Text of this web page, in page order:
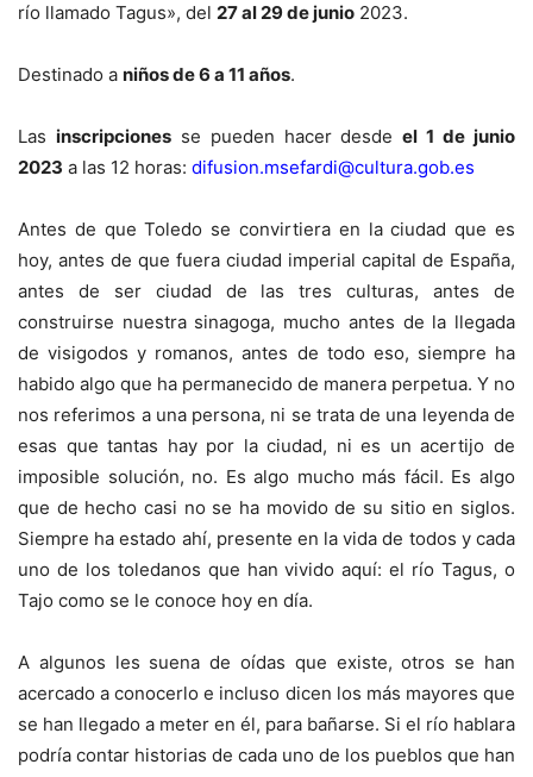
río llamado Tagus», del 27 al 29 de junio 2023.
Destinado a niños de 6 a 11 años.
Las inscripcionesse pueden hacer desdeel 1 de junio
2023 a las 12 horas: difusion.msefardi@cultura.gob.es
Antes de que Toledo se convirtiera en la ciudad que es
hoy, antes de que fuera ciudad imperial capital de España,
antes de ser ciudad de las tres culturas, antes de
construirse nuestra sinagoga, mucho antes de la llegada
de visigodos y romanos, antes de todo eso, siempre ha
habido algo que ha permanecido de manera perpetua. Y no
nos referimos a una persona, ni se trata de una leyenda de
esas que tantas hay por la ciudad, ni es un acertijo de
imposible solución, no. Es algo mucho más fácil. Es algo
que de hecho casi no se ha movido de su sitio en siglos.
Siempre ha estado ahí, presente en la vida de todos y cada
uno de los toledanos que han vivido aquí: el río Tagus, o
Tajo como se le conoce hoy en día.
A algunos les suena de oídas que existe, otros se han
acercado a conocerlo e incluso dicen los más mayores que
se han llegado a meter en él, para bañarse. Si el río hablara
podría contar historias de cada uno de los pueblos que han